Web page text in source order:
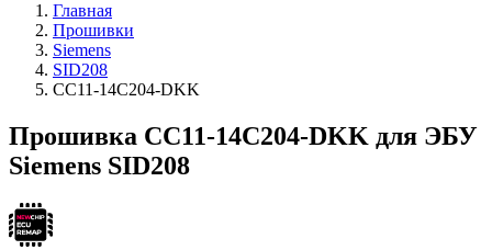
Главная
Прошивки
Siemens
SID208
CC11-14C204-DKK
Прошивка CC11-14C204-DKK для ЭБУ
Siemens SID208